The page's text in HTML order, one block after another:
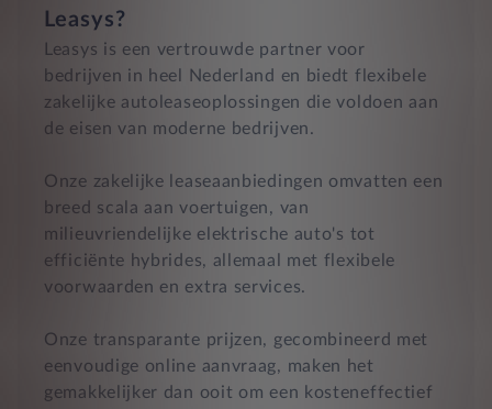
Leasys?
Leasys is een vertrouwde partner voor
bedrijven in heel Nederland en biedt flexibele
zakelijke autoleaseoplossingen die voldoen aan
de eisen van moderne bedrijven.
Onze zakelijke leaseaanbiedingen omvatten een
breed scala aan voertuigen, van
milieuvriendelijke elektrische auto's tot
efficiënte hybrides, allemaal met flexibele
voorwaarden en extra services.
Onze transparante prijzen, gecombineerd met
eenvoudige online aanvraag, maken het
gemakkelijker dan ooit om een kosteneffectief